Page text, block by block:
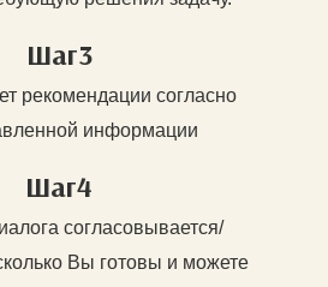
Шаг3
рекомендации согласно
информации
Шаг4
согласовывается/
Вы готовы и можете